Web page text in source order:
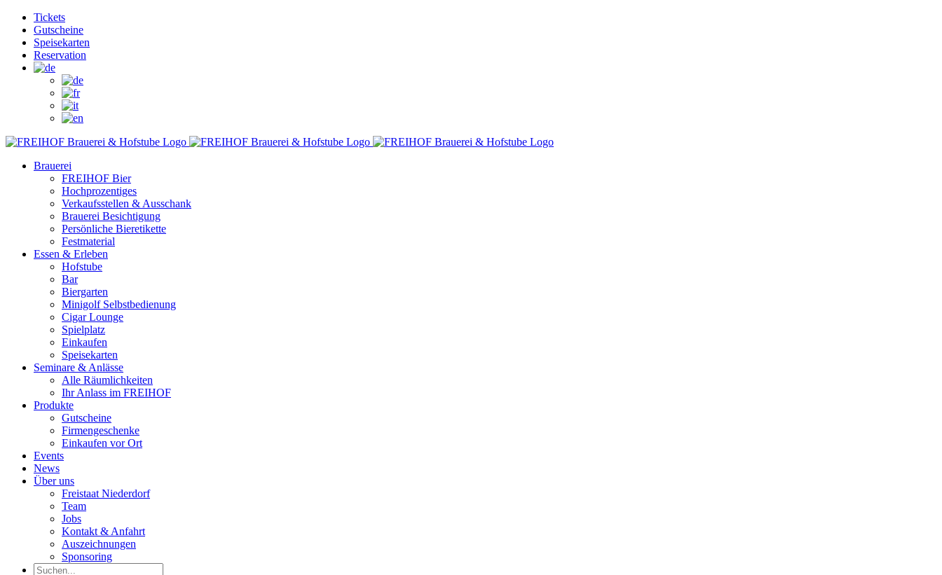
Zum
Inhalt
springen
Facebook
Instagram
YouTubeTickets
Gutscheine
Speisekarten
Reservation
Brauerei
FREIHOF Bier
Hochprozentiges
Verkaufsstellen & Ausschank
Brauerei Besichtigung
Persönliche Bieretikette
Festmaterial
Essen & Erleben
Hofstube
Bar
Biergarten
Minigolf Selbstbedienung
Cigar Lounge
Spielplatz
Einkaufen
Speisekarten
Seminare & Anlässe
Alle Räumlichkeiten
Ihr Anlass im FREIHOF
Produkte
Gutscheine
Firmengeschenke
Einkaufen vor Ort
Events
News
Über uns
Freistaat Niederdorf
Team
Jobs
Kontakt & Anfahrt
Auszeichnungen
Sponsoring
Suche